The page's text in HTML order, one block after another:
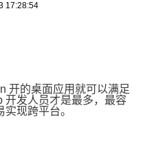
17:28:54
开的桌面应用就可以满足
开发人员才是最多，最容
现跨平台。